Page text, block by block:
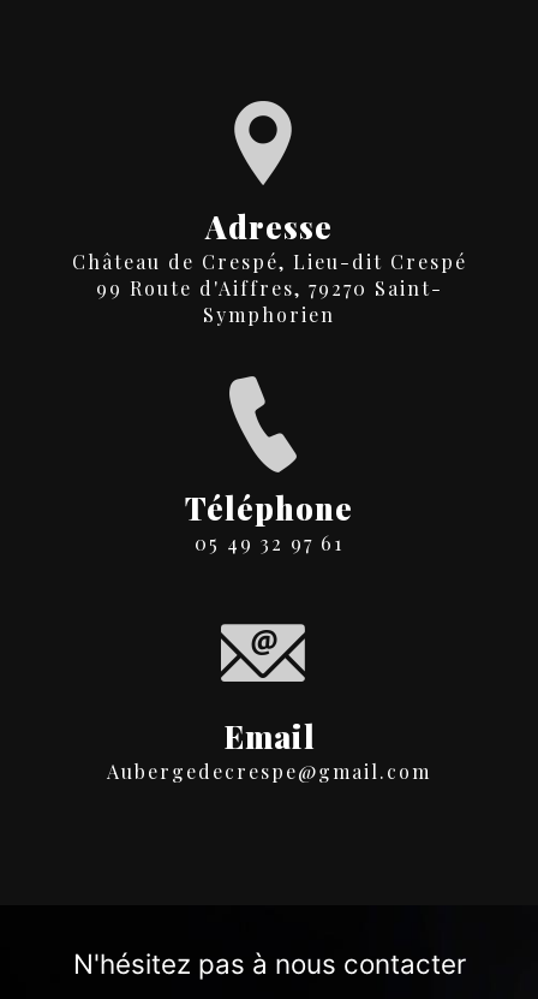
Adresse
Château de Crespé, Lieu-dit Crespé
99 Route d'Aiffres, 79270 Saint-
Symphorien
Téléphone
05 49 32 97 61
Email
aubergedecrespe@gmail.com
N'hésitez pas à nous contacter